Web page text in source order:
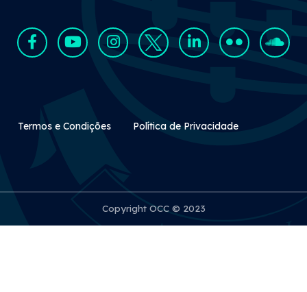
Rodapé Secundário
Termos e Condições Política de Privacidade
Copyright OCC © 2023